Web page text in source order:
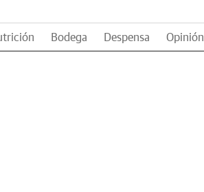
Bodega Despensa Opinión